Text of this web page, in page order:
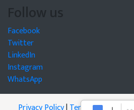
Follow us
Facebook
Twitter
LinkedIn
Instagram
WhatsApp